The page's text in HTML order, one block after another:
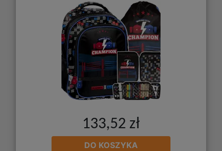
133,52 zł
DO KOSZYKA